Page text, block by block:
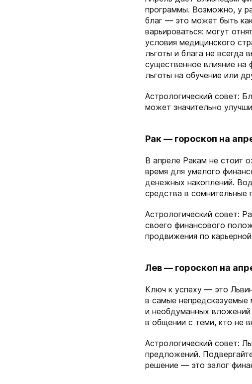
программы. Возможно, у
благ — это может быть
варьироваться: могут
условия медицинского
льготы и блага не всегда
существенное влияние на
льготы на обучение или
Астрологический совет:
может значительно
Рак — гороскоп на
В апреле Ракам не стоит
время для умелого
денежных накоплений.
средства в сомнительные
Астрологический совет:
своего финансового
продвижения по
Лев — гороскоп на
Ключ к успеху — это
в самые
и необдуманных
в общении с теми, кто не
Астрологический совет:
предложений.
решение — это залог